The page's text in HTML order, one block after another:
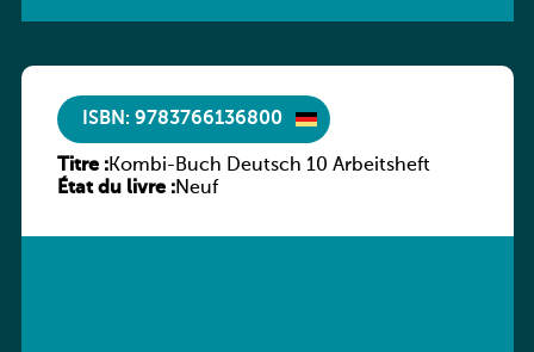
ISBN: 9783766136800
Titre :Kombi-Buch Deutsch 10 Arbeitsheft
État du livre :Neuf